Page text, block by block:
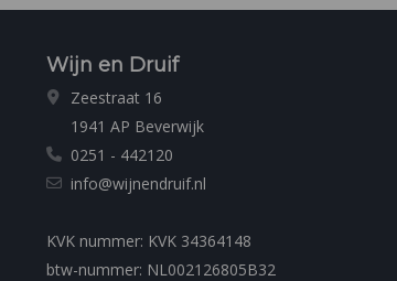
Wijn en Druif
Zeestraat 16
1941 AP Beverwijk
0251 - 442120
info@wijnendruif.nl
KVK nummer: KVK 34364148
btw-nummer: NL002126805B32